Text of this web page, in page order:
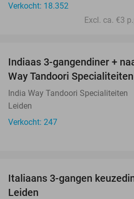
Verkocht: 18.352
Excl. ca. €3
Indiaas 3-gangendiner +
Way Tandoori Specialiteiten
India Way Tandoori Specialiteiten
Leiden
Verkocht: 247
Italiaans 3-gangen
Leiden